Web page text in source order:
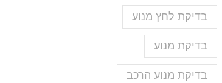
בדיקת לחץ מנוע
בדיקת מנוע
בדיקת מנוע הרכב